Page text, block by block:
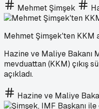
Mehmet Şimşek
Mehmet Şimşek'ten KKM
Hazine ve Maliye Bakanı
mevduattan (KKM) çıkış
açıkladı.
Hazine ve Maliye